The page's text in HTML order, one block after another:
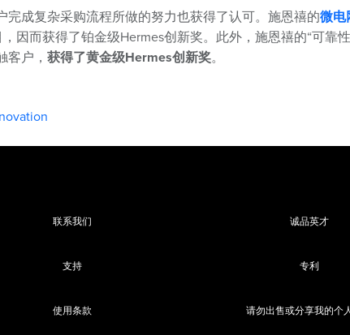
成复杂采购流程所做的努力也获得了认可。施恩禧的微电
因而获得了铂金级Hermes创新奖。此外，施恩禧的“可靠
户， 获得了黄金级Hermes创新奖。
联系我们
支持
诚品英才
专利
使用条款 请勿出售或分享我的个